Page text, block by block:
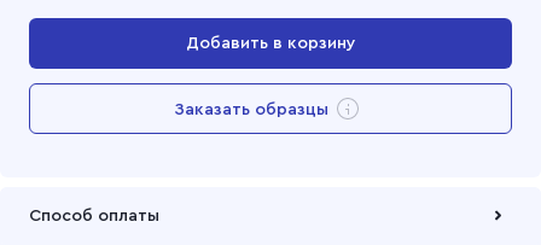
Бязь гладкокрашеная 150 см, отбеленная
Бязь гладкокрашеная 150 см, 315 Черный
Бязь гладкокрашеная 150 см, 0304 Серый
Добавить в корзину
Перейти в корзину
Заказать образцы
Способ оплаты